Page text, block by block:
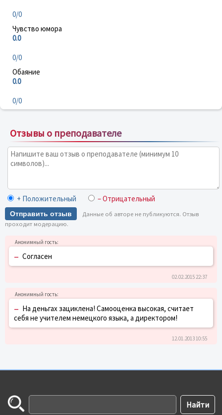
0/0
Чувство юмора
0.0
0/0
Обаяние
0.0
0/0
Отзывы о преподавателе
+ Положительный – Отрицательный
Отправить отзыв
Данные об авторе не публикуются. Отзыв
проходит модерацию.
– Согласен
02.02.2015 22:37
– На деньгах зациклена! Самооценка высокая, считает
себя не учителем немецкого языка, а директором!
12.01.2013 10:55